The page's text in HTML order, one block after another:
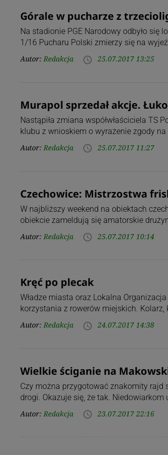
Górale w pucharze z
Na stadionie PGE Narodowy odbyło się
1/16 Pucharu Polski zmierzy się na
Autor: Redakcja access_time 25.07.2017 13:25
Murapol sprzedał akcje.
Nastąpiła zmiana współwłaściciela TS
klubu z wnioskiem o wyrażenie zgody
Autor: Redakcja access_time 25.07.2017 11:27
Czechowice: Mistrzostwa
W najbliższy weekend na obiektach
obiekcie zameldują się amatorskie
Autor: Redakcja access_time 25.07.2017 10:14
Kręć po plecak
Władze miasta oraz Lokalna
korzystania z rowerów miejskich.
Autor: Redakcja access_time 24.07.2017 14:38
Wielkie ściganie na
Czy można przygotować znakomity
drogi. Okazuje się, że tak.
Autor: Redakcja access_time 23.07.2017 22:16